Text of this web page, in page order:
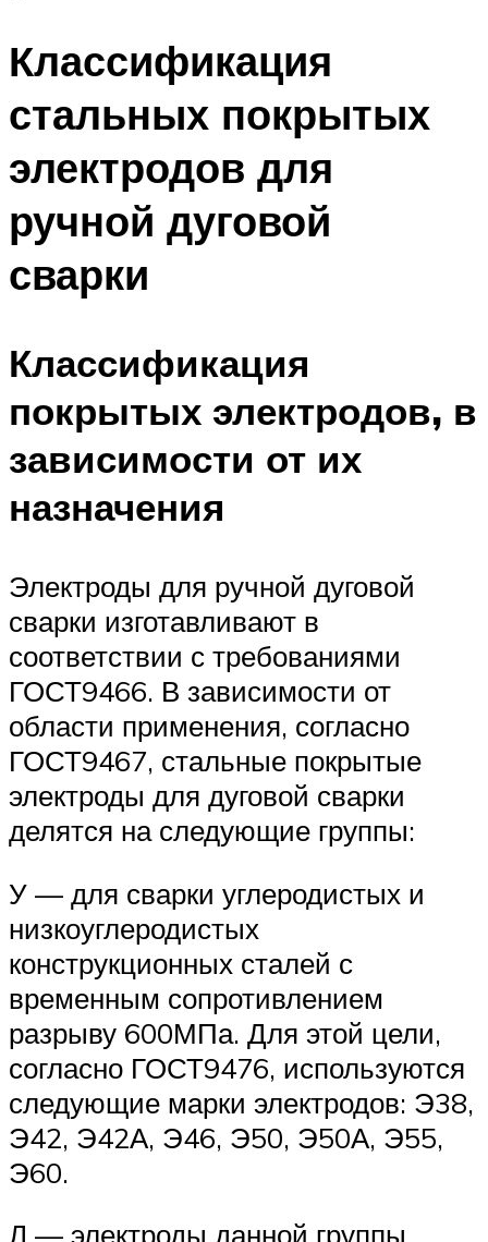
Классификация
стальных покрытых
электродов для
ручной дуговой
сварки
Классификация
покрытых электродов, в
зависимости от их
назначения
Электроды для ручной дуговой
сварки изготавливают в
соответствии с требованиями
ГОСТ9466. В зависимости от
области применения, согласно
ГОСТ9467, стальные покрытые
электроды для дуговой сварки
делятся на следующие группы:
У — для сварки углеродистых и
низкоуглеродистых
конструкционных сталей с
временным сопротивлением
разрыву 600МПа. Для этой цели,
согласно ГОСТ9476, используются
следующие марки электродов: Э38,
Э42, Э42А, Э46, Э50, Э50А, Э55,
Э60.
Л — электроды данной группы